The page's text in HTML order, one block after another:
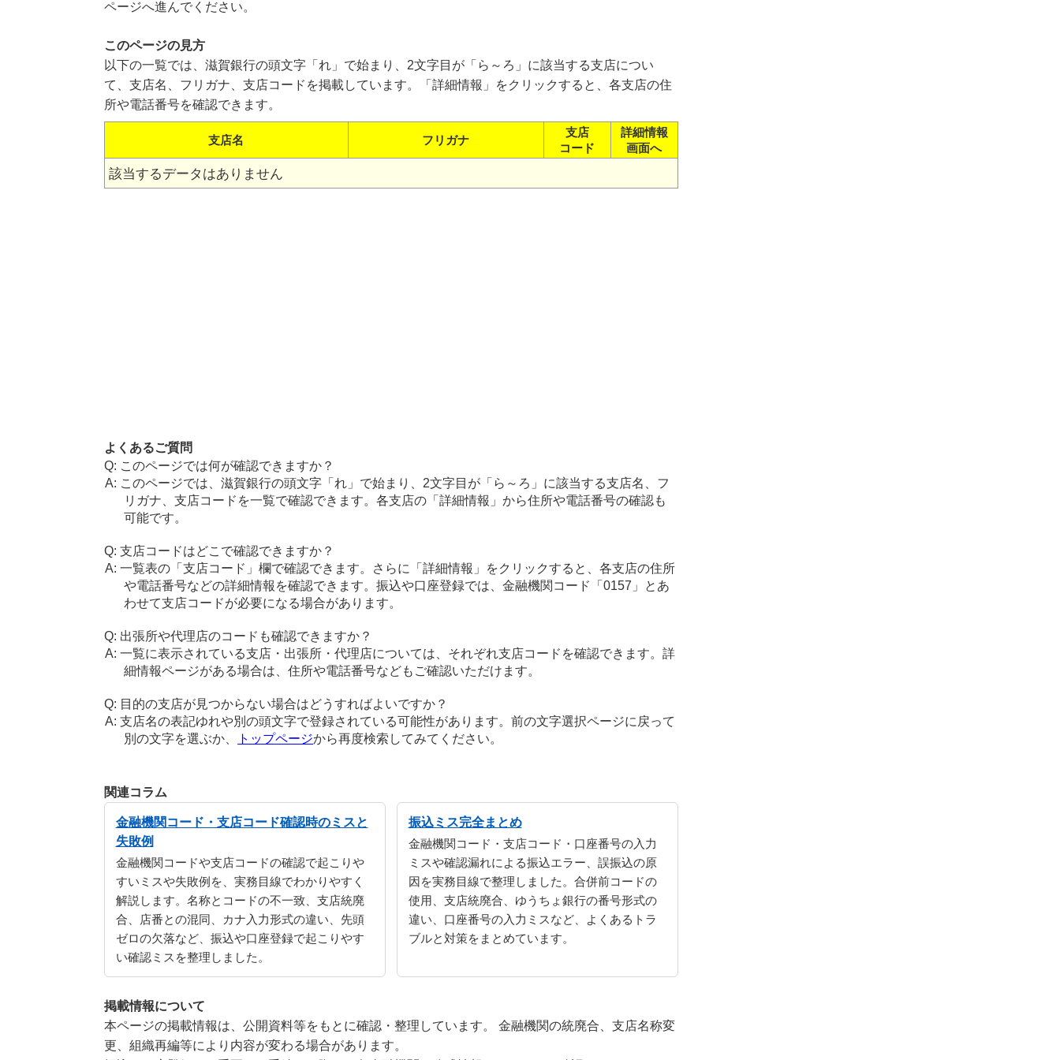
ページへ進んでください。
このページの見方
以下の一覧では、滋賀銀行の頭文字「れ」で始まり、2文字目が「ら～ろ」に該当する支店につい
て、支店名、フリガナ、支店コードを掲載しています。「詳細情報」をクリックすると、各支店の住
所や電話番号を確認できます。
支店名 フリガナ
支店
コード
詳細情報
画面へ
該当するデータはありません
よくあるご質問
このページでは何が確認できますか？
このページでは、滋賀銀行の頭文字「れ」で始まり、2文字目が「ら～ろ」に該当する支店名、フ
リガナ、支店コードを一覧で確認できます。各支店の「詳細情報」から住所や電話番号の確認も
可能です。
支店コードはどこで確認できますか？
一覧表の「支店コード」欄で確認できます。さらに「詳細情報」をクリックすると、各支店の住所
や電話番号などの詳細情報を確認できます。振込や口座登録では、金融機関コード「0157」とあ
わせて支店コードが必要になる場合があります。
出張所や代理店のコードも確認できますか？
一覧に表示されている支店・出張所・代理店については、それぞれ支店コードを確認できます。詳
細情報ページがある場合は、住所や電話番号などもご確認いただけます。
目的の支店が見つからない場合はどうすればよいですか？
支店名の表記ゆれや別の頭文字で登録されている可能性があります。前の文字選択ページに戻って
別の文字を選ぶか、
トップページから再度検索してみてください。
関連コラム
金融機関コード・支店コード確認時のミスと
失敗例
金融機関コードや支店コードの確認で起こりや
すいミスや失敗例を、実務目線でわかりやすく
解説します。名称とコードの不一致、支店統廃
合、店番との混同、カナ入力形式の違い、先頭
ゼロの欠落など、振込や口座登録で起こりやす
い確認ミスを整理しました。
振込ミス完全まとめ
金融機関コード・支店コード・口座番号の入力
ミスや確認漏れによる振込エラー、誤振込の原
因を実務目線で整理しました。合併前コードの
使用、支店統廃合、ゆうちょ銀行の番号形式の
違い、口座番号の入力ミスなど、よくあるトラ
ブルと対策をまとめています。
掲載情報について
本ページの掲載情報は、公開資料等をもとに確認・整理しています。 金融機関の統廃合、支店名称変
更、組織再編等により内容が変わる場合があります。